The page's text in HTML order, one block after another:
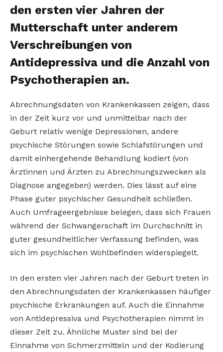
den ersten vier Jahren der
Mutterschaft unter anderem
Verschreibungen von
Antidepressiva und die Anzahl von
Psychotherapien an.
Abrechnungsdaten von Krankenkassen zeigen, dass
in der Zeit kurz vor und unmittelbar nach der
Geburt relativ wenige Depressionen, andere
psychische Störungen sowie Schlafstörungen und
damit einhergehende Behandlung kodiert (von
Ärztinnen und Ärzten zu Abrechnungszwecken als
Diagnose angegeben) werden. Dies lässt auf eine
Phase guter psychischer Gesundheit schließen.
Auch Umfrageergebnisse belegen, dass sich Frauen
während der Schwangerschaft im Durchschnitt in
guter gesundheitlicher Verfassung befinden, was
sich im psychischen Wohlbefinden widerspiegelt.
In den ersten vier Jahren nach der Geburt treten in
den Abrechnungsdaten der Krankenkassen häufiger
psychische Erkrankungen auf. Auch die Einnahme
von Antidepressiva und Psychotherapien nimmt in
dieser Zeit zu. Ähnliche Muster sind bei der
Einnahme von Schmerzmitteln und der Kodierung